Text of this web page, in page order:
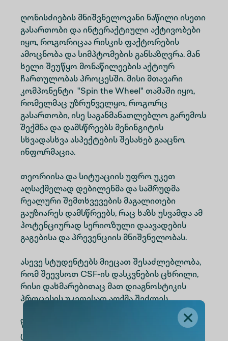
ღონისძიების მნიშვნელოვანი ნაწილი ისეთი
გასართობი და ინტერაქტიული აქტივობები
იყო, როგორიცაა რისკის ფაქტორების
ამოცნობა და სიმპტომების განსაზღვრა. მან
ხელი შეუწყო მონაწილეების აქტიურ
ჩართულობას პროცესში. მისი მთავარი
კომპონენტი "Spin the Wheel" თამაში იყო,
რომელმაც უზრუნველყო, როგორც
გასართობი, ისე საგანმანათლებლო გარემოს
შექმნა და დამსწრეებს მენინგიტის
სხვადასხვა ასპექტების შესახებ გააცნო
ინფორმაცია.
თეორიისა და სიტუაციის უფრო უკეთ
აღსაქმელად დებილენმა და სამრუდმა
რეალური შემთხვევების მაგალითები
გაუზიარეს დამსწრეებს, რაც ხაზს უსვამდა ამ
პოტენციურად სერიოზული დაავადების
გაგებისა და პრევენციის მნიშვნელობას.
ასევე სტუდენტებს მიეცათ შესაძლებლობა,
რომ შეევსოთ CSF-ის დასკვნების ცხრილი,
რისი დახმარებითაც მათ დიაგნოსტიკის
პროცესის უკეთესად აღქმა შეძლეს.
წელის პუნქციის შესახებ პრაქტიკული
ცოდნის სემინარი ჩაატარა ვედანგმა